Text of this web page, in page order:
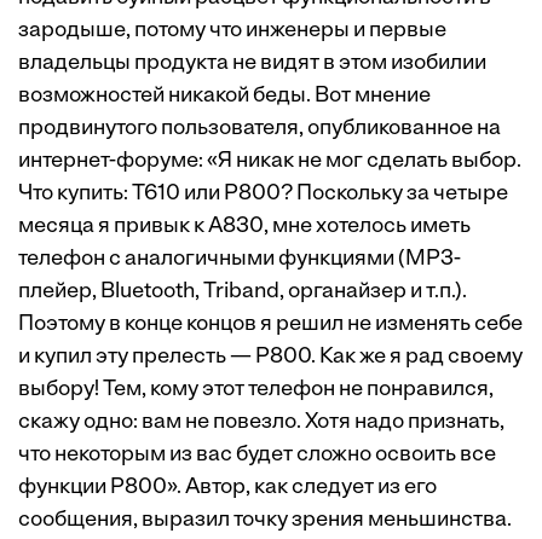
зародыше, потому что инженеры и первые
владельцы продукта не видят в этом изобилии
возможностей никакой беды. Вот мнение
продвинутого пользователя, опубликованное на
интернет-форуме: «Я никак не мог сделать выбор.
Что купить: T610 или P800? Поскольку за четыре
месяца я привык к A830, мне хотелось иметь
телефон с аналогичными функциями (MP3-
плейер, Bluetooth, Triband, органайзер и т.п.).
Поэтому в конце концов я решил не изменять себе
и купил эту прелесть — P800. Как же я рад своему
выбору! Тем, кому этот телефон не понравился,
скажу одно: вам не повезло. Хотя надо признать,
что некоторым из вас будет сложно освоить все
функции P800». Автор, как следует из его
сообщения, выразил точку зрения меньшинства.